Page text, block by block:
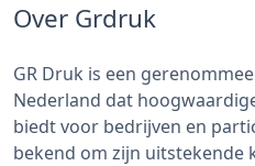
Over Grdruk
GR Druk is een
Nederland dat
biedt voor bedrijven en
bekend om zijn uitstekende